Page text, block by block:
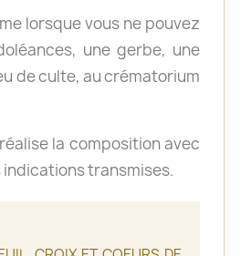
lorsque vous ne pouvez
une gerbe, une
de culte, au crématorium
la composition avec
indications transmises.